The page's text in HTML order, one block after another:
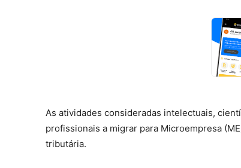
As atividades consideradas intelectuais,
profissionais a migrar para Microempresa
tributária.